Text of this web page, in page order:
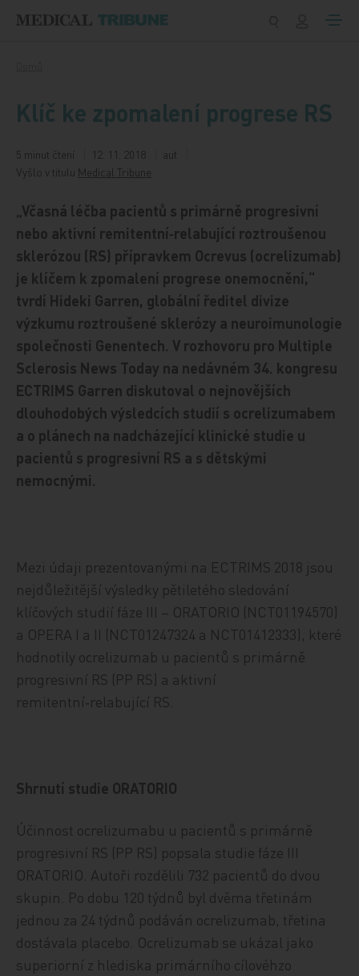
Klíč ke zpomalení progrese RS
5 minut čtení 12. 11. 2018
aut
Vyšlo v titulu Medical Tribune
„Včasná léčba pacientů s primárně progresivní
nebo aktivní remitentní‑relabující roztroušenou
sklerózou (RS) přípravkem Ocrevus (ocrelizumab)
je klíčem k zpomalení progrese onemocnění,“
tvrdí Hideki Garren, globální ředitel divize
výzkumu roztroušené sklerózy a neuroimunologie
společnosti Genentech. V rozhovoru pro Multiple
Sclerosis News Today na nedávném 34. kongresu
ECTRIMS Garren diskutoval o nejnovějších
dlouhodobých výsledcích studií s ocrelizumabem
a o plánech na nadcházející klinické studie u
pacientů s progresivní RS a s dětskými
nemocnými.
Mezi údaji prezentovanými na ECTRIMS 2018 jsou
nejdůležitější výsledky pětiletého sledování
klíčových studií fáze III – ORATORIO (NCT01194570)
a OPERA I a II (NCT01247324 a NCT01412333), které
hodnotily ocrelizumab u pacientů s primárně
progresivní RS (PP RS) a aktivní
remitentní‑relabující RS.
Shrnutí studie ORATORIO
Účinnost ocrelizumabu u pacientů s primárně
progresivní RS (PP RS) popsala studie fáze III
ORATORIO. Autoři rozdělili 732 pacientů do dvou
skupin. Po dobu 120 týdnů byl dvěma třetinám
jednou za 24 týdnů podáván ocrelizumab, třetina
dostávala placebo. Ocrelizumab se ukázal jako
superiorní z hlediska primárního cílovéhzo